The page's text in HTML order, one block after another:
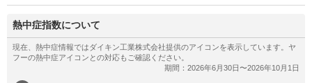
熱中症指数について